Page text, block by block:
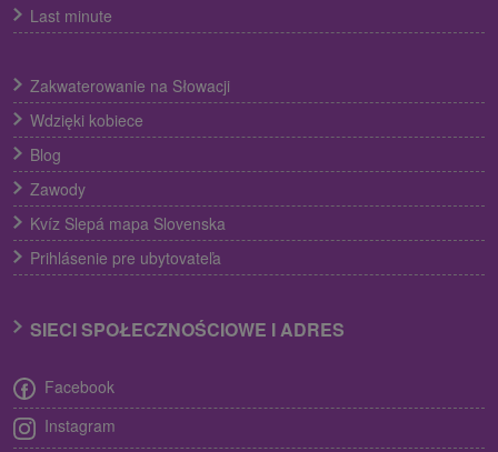
Last minute
Zakwaterowanie na Słowacji
Wdzięki kobiece
Blog
Zawody
Kvíz Slepá mapa Slovenska
Prihlásenie pre ubytovateľa
SIECI SPOŁECZNOŚCIOWE I ADRES
Facebook
Instagram